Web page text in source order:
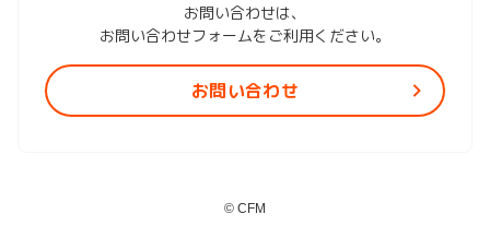
お問い合わせは、
お問い合わせフォームをご利用ください。
お問い合わせ
© CFM